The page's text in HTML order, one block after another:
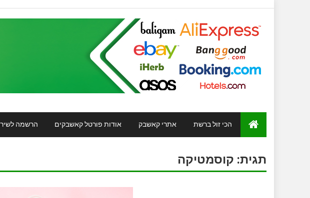
הרשמה אודות פורטל קאשבקים אתרי קאשבק הכי זול ברשת
תגית: קוסמטיקה